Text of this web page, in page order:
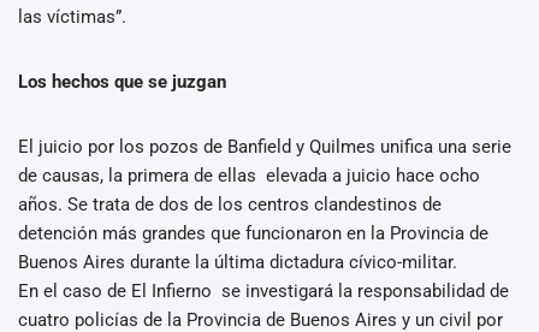
las víctimas”.
Los hechos que se juzgan
El juicio por los pozos de Banfield y Quilmes unifica una serie
de causas, la primera de ellas elevada a juicio hace ocho
años. Se trata de dos de los centros clandestinos de
detención más grandes que funcionaron en la Provincia de
Buenos Aires durante la última dictadura cívico-militar.
En el caso de El Infierno se investigará la responsabilidad de
cuatro policías de la Provincia de Buenos Aires y un civil por